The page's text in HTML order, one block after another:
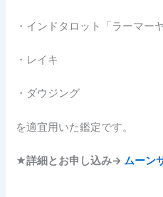
・インドタロット「ラーマー
・レイキ
・ダウジング
を適宜用いた鑑定です。
★詳細とお申し込み→ ムーン